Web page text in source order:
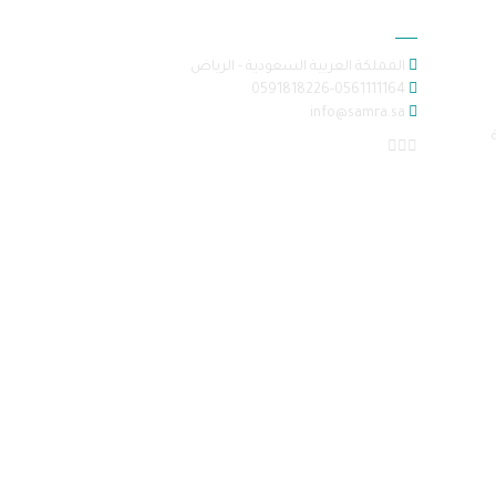
المملكة العربية السعودية - الرياض
info@samra.sa